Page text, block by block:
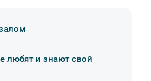
любят и знают свой